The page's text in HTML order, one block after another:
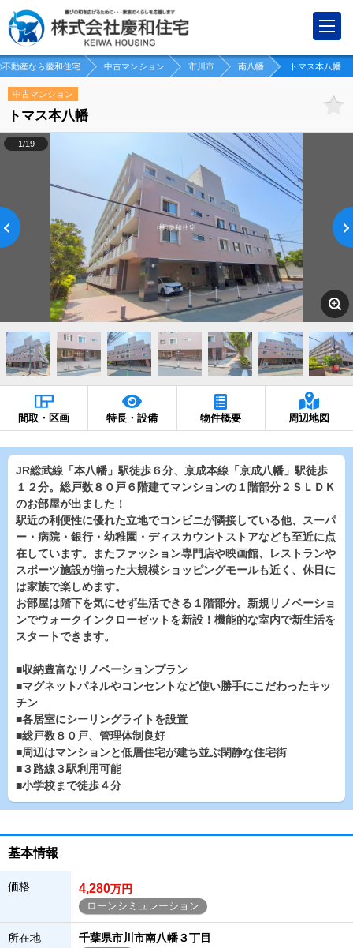
不動産なら慶和住宅 中古マンション 市川市 南八幡 トマス本八幡
中古マンション
トマス本八幡
1/19
間取・区画 特長・設備 物件概要 周辺地図
JR総武線「本八幡」駅徒歩６分、京成本線「京成八幡」駅徒歩
１２分。総戸数８０戸６階建てマンションの１階部分２ＳＬＤＫ
のお部屋が出ました！
駅近の利便性に優れた立地でコンビニが隣接している他、スーパ
ー・病院・銀行・幼稚園・ディスカウントストアなども至近に点
在しています。またファッション専門店や映画館、レストランや
スポーツ施設が揃った大規模ショッピングモールも近く、休日に
は家族で楽しめます。
お部屋は階下を気にせず生活できる１階部分。新規リノベーショ
ンでウォークインクローゼットを新設！機能的な室内で新生活を
スタートできます。
■収納豊富なリノベーションプラン
■マグネットパネルやコンセントなど使い勝手にこだわったキッ
チン
■各居室にシーリングライトを設置
■総戸数８０戸、管理体制良好
■周辺はマンションと低層住宅が建ち並ぶ閑静な住宅街
■３路線３駅利用可能
■小学校まで徒歩４分
基本情報
価格 4,280万円
ローンシミュレーション
所在地 千葉県市川市南八幡３丁目